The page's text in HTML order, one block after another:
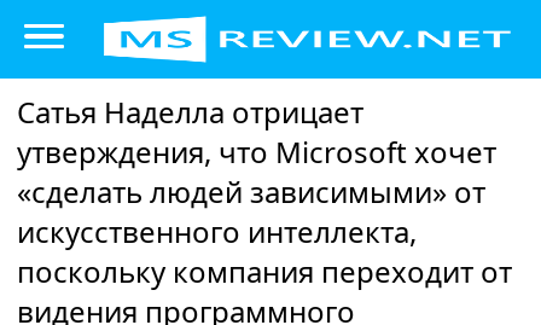
Сатья Наделла отрицает
утверждения, что Microsoft хочет
«сделать людей зависимыми» от
искусственного интеллекта,
поскольку компания переходит от
видения программного